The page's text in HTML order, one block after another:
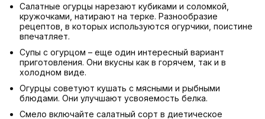
Салатные огурцы нарезают кубиками и соломкой,
кружочками, натирают на терке. Разнообразие
рецептов, в которых используются огурчики, поистине
впечатляет.
Супы с огурцом – еще один интересный вариант
приготовления. Они вкусны как в горячем, так и в
холодном виде.
Огурцы советуют кушать с мясными и рыбными
блюдами. Они улучшают усвояемость белка.
Смело включайте салатный сорт в диетическое